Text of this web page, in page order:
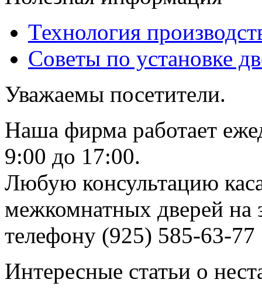
Технология
Советы по установке
Уважаемы посетители.
Наша фирма работает
9:00 до 17:00.
Любую консультацию
межкомнатных дверей на
телефону (925) 585-63-77
Интересные статьи о